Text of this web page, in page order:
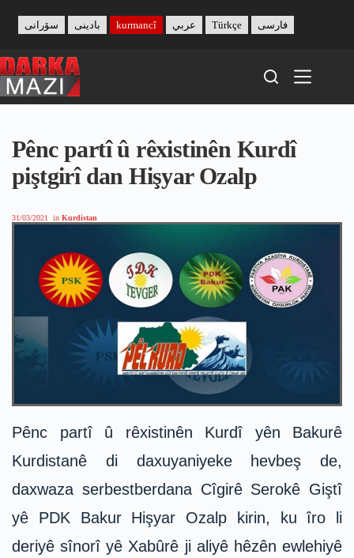
content
بادینی سۆرانی kurmancî عربي Türkçe فارسی
Pênc partî û rêxistinên Kurdî
piştgirî dan Hişyar Ozalp
31/03/2021 in Kurdistan
Pênc partî û rêxistinên Kurdî yên Bakurê
Kurdistanê di daxuyaniyeke hevbeş de,
daxwaza serbestberdana Cîgirê Serokê Giştî
yê PDK Bakur Hişyar Ozalp kirin, ku îro li
deriyê sînorî yê Xabûrê ji aliyê hêzên ewlehiyê